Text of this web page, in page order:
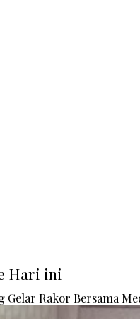
Hari ini
Gelar Rakor Bersama